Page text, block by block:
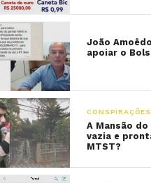
João
apoiar o
CONSPIRAÇÕES
A Mansão
vazia e
MTST?